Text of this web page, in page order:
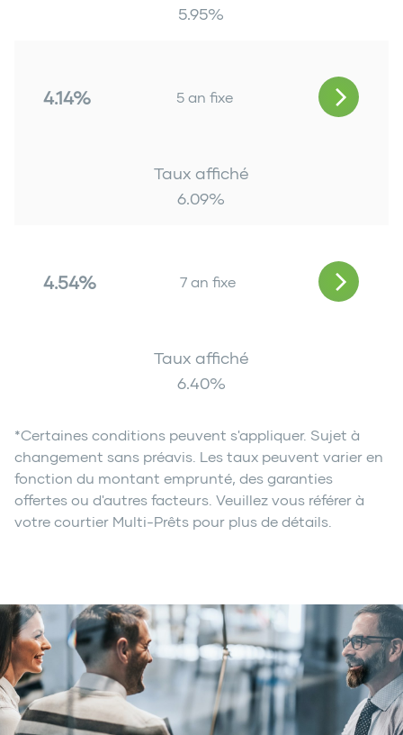
5.95%
4.14% 5 an fixe
Taux affiché
6.09%
4.54% 7 an fixe
Taux affiché
6.40%
*Certaines conditions peuvent s'appliquer. Sujet à
changement sans préavis. Les taux peuvent varier en
fonction du montant emprunté, des garanties
offertes ou d'autres facteurs. Veuillez vous référer à
votre courtier Multi-Prêts pour plus de détails.